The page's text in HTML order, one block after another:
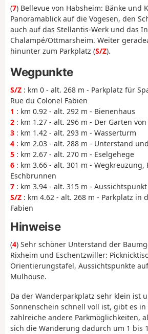
(7) Bellevue von Habsheim: Bänke und
Panoramablick auf die Vogesen, den
auch auf das Stellantis-Werk und das
Chalampé/Ottmarsheim. Weiter
hinunter zum Parkplatz (S/Z).
Wegpunkte
S/Z : km 0 - alt. 268 m - Parkplatz für
Rue du Colonel Fabien
1 : km 0.92 - alt. 292 m - Bienenhaus
2 : km 1.27 - alt. 296 m - Der Garten von
3 : km 1.42 - alt. 293 m - Wasserturm
4 : km 2.03 - alt. 288 m - Unterstand
5 : km 2.67 - alt. 270 m - Eselgehege
6 : km 3.66 - alt. 301 m -
Eschbrunnen
7 : km 3.94 - alt. 315 m -
S/Z : km 4.62 - alt. 268 m - Parkplatz in
Fabien
Hinweise
(4) Sehr schöner Unterstand der
Rixheim und Eschentzwiller:
Orientierungstafel, Aussichtspunkte
Mulhouse.
Da der Wanderparkplatz sehr klein ist
Sonnenschein schnell voll ist, gibt es in
zahlreiche andere Parkmöglichkeiten,
sich die Wanderung dadurch um 1 bis